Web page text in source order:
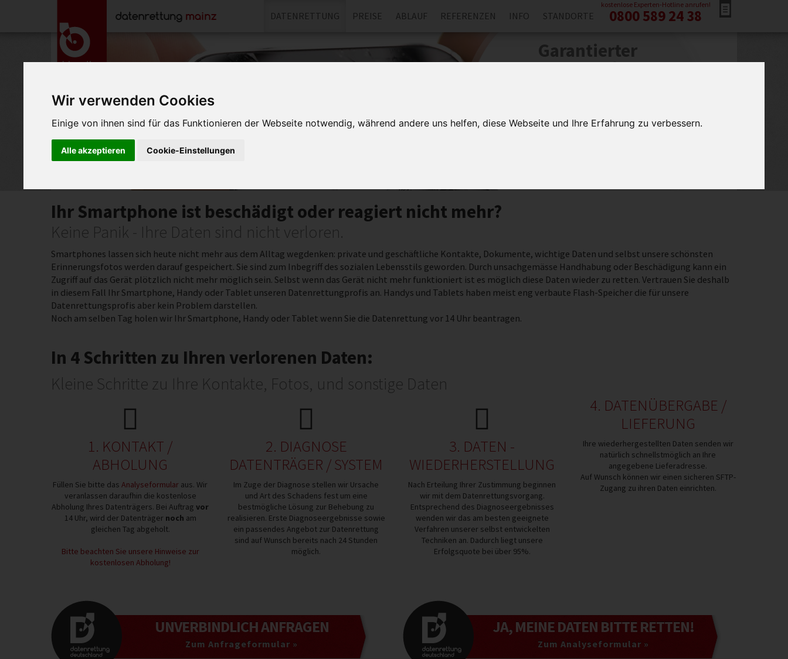
Wir verwenden Cookies
Einige von ihnen sind für das Funktionieren der Webseite notwendig, während andere uns helfen, diese Webseite und Ihre Erfahrung zu verbessern.
Alle akzeptieren Cookie-Einstellungen
Jetzt kostenlose Experten-Hotline anrufen!
0800 589 24 38
DATENRETTUNG PREISE ABLAUF REFERENZEN INFO STANDORTE
Garantierter
Rückruf!
Datenrettung bei
Smartphones, Handy und Tablets
Ihr Smartphone ist beschädigt oder reagiert nicht mehr?
Keine Panik - Ihre Daten sind nicht verloren.
Smartphones lassen sich heute nicht mehr aus dem Alltag wegdenken: private und geschäftliche Kontakte, Dokumente, wichtige Daten und selbst unsere schönsten
Erinnerungsfotos werden darauf gespeichert. Sie sind zum Inbegriff des sozialen Lebensstils geworden. Durch unsachgemässe Handhabung oder Beschädigung kann ein
Zugriff auf das Gerät plötzlich nicht mehr möglich sein. Selbst wenn das Gerät nicht mehr funktioniert ist es möglich diese Daten wieder zu retten. Vertrauen Sie deshalb
in diesem Fall Ihr Smartphone, Handy oder Tablet unseren Datenrettungprofis an. Handys und Tablets haben meist eng verbaute Flash-Speicher die für unsere
Datenrettungsprofis aber kein Problem darstellen.
Noch am selben Tag holen wir Ihr Smartphone, Handy oder Tablet wenn Sie die Datenrettung vor 14 Uhr beantragen.
In 4 Schritten zu Ihren verlorenen Daten:
Kleine Schritte zu Ihre Kontakte, Fotos, und sonstige Daten
1. KONTAKT /
ABHOLUNG
Füllen Sie bitte das Analyseformular aus. Wir
veranlassen daraufhin die kostenlose
Abholung Ihres Datenträgers. Bei Auftrag vor
14 Uhr, wird der Datenträger noch am
gleichen Tag abgeholt.
Bitte beachten Sie unsere Hinweise zur
kostenlosen Abholung!
2. DIAGNOSE
DATENTRÄGER / SYSTEM
Im Zuge der Diagnose stellen wir Ursache
und Art des Schadens fest um eine
bestmögliche Lösung zur Behebung zu
realisieren. Erste Diagnoseergebnisse sowie
ein passendes Angebot zur Datenrettung
sind auf Wunsch bereits nach 24 Stunden
möglich.
3. DATEN -
WIEDERHERSTELLUNG
Nach Erteilung Ihrer Zustimmung beginnen
wir mit dem Datenrettungsvorgang.
Entsprechend des Diagnoseergebnisses
wenden wir das am besten geeignete
Verfahren unserer selbst entwickelten
Techniken an. Dadurch liegt unsere
Erfolgsquote bei über 95%.
4. DATENÜBERGABE /
LIEFERUNG
Ihre wiederhergestellten Daten senden wir
natürlich schnellstmöglich an Ihre
angegebene Lieferadresse.
Auf Wunsch können wir einen sicheren SFTP-
Zugang zu ihren Daten einrichten.
UNVERBINDLICHANFRAGEN
Zum Anfrageformular »
JA, MEINE DATEN BITTE RETTEN!
Zum Analyseformular »